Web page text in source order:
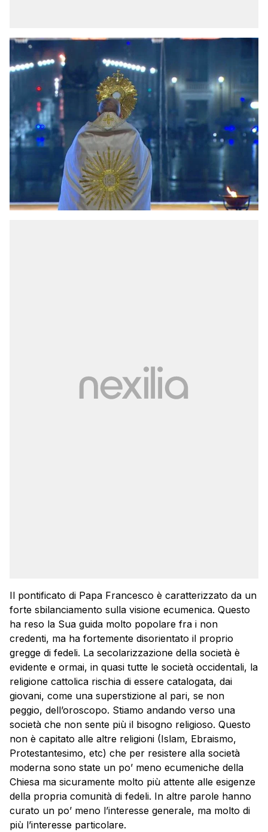
Il pontificato di Papa Francesco è caratterizzato da un
forte sbilanciamento sulla visione ecumenica. Questo
ha reso la Sua guida molto popolare fra i non
credenti, ma ha fortemente disorientato il proprio
gregge di fedeli. La secolarizzazione della società è
evidente e ormai, in quasi tutte le società occidentali, la
religione cattolica rischia di essere catalogata, dai
giovani, come una superstizione al pari, se non
peggio, dell’oroscopo. Stiamo andando verso una
società che non sente più il bisogno religioso. Questo
non è capitato alle altre religioni (Islam, Ebraismo,
Protestantesimo, etc) che per resistere alla società
moderna sono state un po’ meno ecumeniche della
Chiesa ma sicuramente molto più attente alle esigenze
della propria comunità di fedeli. In altre parole hanno
curato un po’ meno l’interesse generale, ma molto di
più l’interesse particolare.